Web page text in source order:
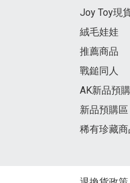
Joy Toy現
絨毛娃娃
推薦商品
戰鎚同人
AK新品預
新品預購區
稀有珍藏商